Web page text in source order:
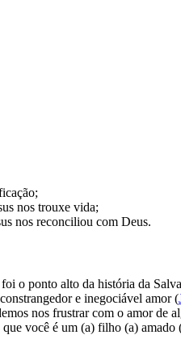
nos trouxe vida;
nos reconciliou com Deus.
o ponto alto da história da
e inegociável amor (
nos frustrar com o amor de
você é um (a) filho (a) amado